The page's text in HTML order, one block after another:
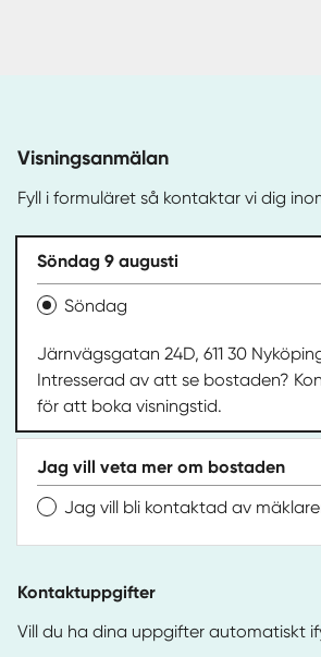
Visningsanmälan
Fyll i formuläret så kontaktar vi dig
Söndag 9 augusti
Söndag
Järnvägsgatan 24D, 611 30
Intresserad av att se bostaden?
för att boka visningstid.
Jag vill veta mer om bostaden
Jag vill bli kontaktad av
Kontaktuppgifter
Vill du ha dina uppgifter automatiskt